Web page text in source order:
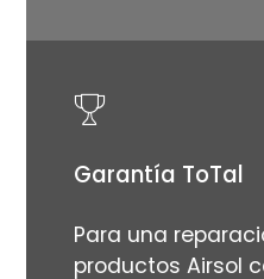
Garantía ToTal
Para una
productos Airsol